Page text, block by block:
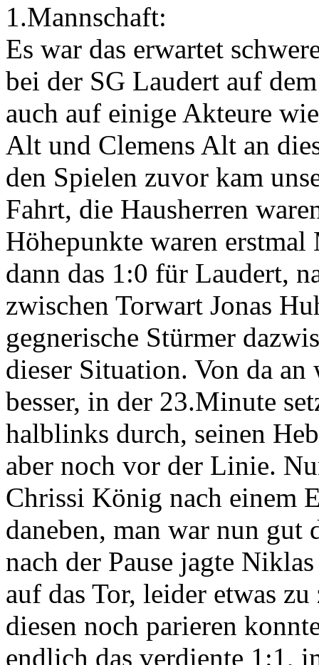
1.Mannschaft:
Es war das erwartet
bei der SG Laudert auf
auch auf einige Akteure
Alt und Clemens Alt an
den Spielen zuvor kam
Fahrt, die Hausherren
Höhepunkte waren
dann das 1:0 für Laudert,
zwischen Torwart Jonas
gegnerische Stürmer
dieser Situation. Von da an
besser, in der 23.Minute
halblinks durch, seinen
aber noch vor der Linie.
Chrissi König nach einem
daneben, man war nun
nach der Pause jagte
auf das Tor, leider etwas
diesen noch parieren
endlich das verdiente 1:1,